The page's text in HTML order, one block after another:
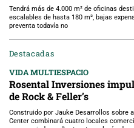
Tendrá más de 4.000 m² de oficinas
escalables de hasta 180 m², bajas
preventa todavía no
Destacadas
VIDA MULTIESPACIO
Rosental Inversiones
de Rock & Feller’s
Construido por Jauke Desarrollos sobre
Center combinará cuatro locales